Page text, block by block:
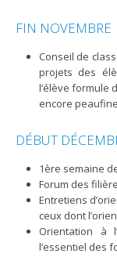
FIN NOVEMBRE
Conseil de
projets des
l’élève formule
encore
DÉBUT
1ère semaine
Forum des
Entretiens
ceux dont
Orientation à
l’essentiel des